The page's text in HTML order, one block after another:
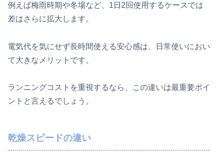
例えば梅雨時期や冬場など、1日2回使用するケースでは
差はさらに拡大します。
電気代を気にせず長時間使える安心感は、日常使いにおい
て大きなメリットです。
ランニングコストを重視するなら、この違いは最重要ポイ
ントと言えるでしょう。
乾燥スピードの違い